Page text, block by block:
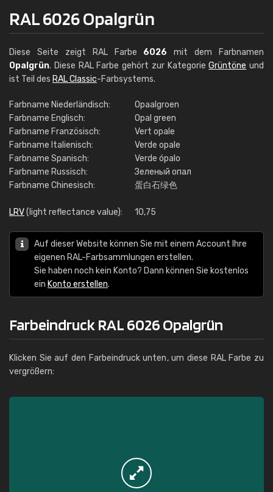
RAL 6026 Opalgrün
Diese Seite zeigt RAL Farbe 6026 mit dem Farbnamen
Opalgrün. Diese RAL Farbe gehört zur KategorieGrüntöne und
ist Teil des RAL Classic-Farbsystems.
Farbname Niederländisch:
Opaalgroen
Farbname Englisch:
Opal green
Farbname Französisch:
Vert opale
Farbname Italienisch:
Verde opale
Farbname Spanisch:
Verde ópalo
Farbname Russisch:
Зеленый опал
Farbname Chinesisch:
蛋白石绿色
LRV(light reflectance value): 10,75
Auf dieser Website können Sie mit einem Account Ihre
eigenen RAL-Farbsammlungen erstellen.
Sie haben noch kein Konto? Dann können Sie kostenlos
ein Konto erstellen.
Farbeindruck RAL 6026 Opalgrün
Klicken Sie auf den Farbeindruck unten, um diese RAL Farbe zu
vergrößern: